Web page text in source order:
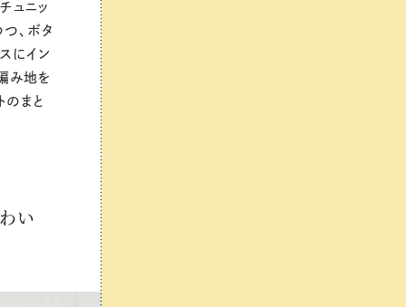
ュニッ
、ボタ
にイン
み地を
のまと
い